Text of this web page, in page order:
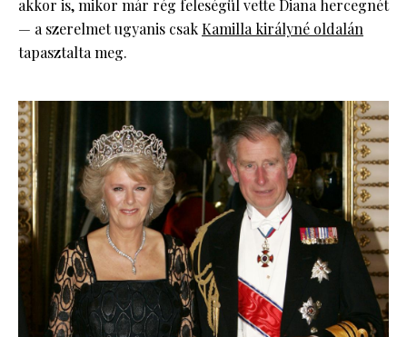
akkor is, mikor már rég feleségül vette Diana hercegnét
— a szerelmet ugyanis csakKamilla királyné oldalán
tapasztalta meg.